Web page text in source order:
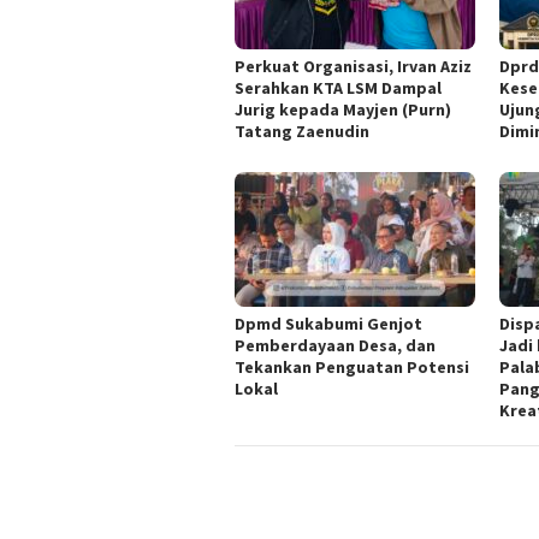
Perkuat Organisasi, Irvan Aziz
Serahkan KTA LSM Dampal
Jurig kepada Mayjen (Purn)
Tatang Zaenudin
Dpmd Sukabumi Genjot
Pemberdayaan Desa, dan
Tekankan Penguatan Potensi
Lokal
Jadi